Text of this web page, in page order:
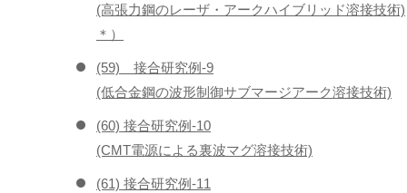
(高張力鋼のレーザ・アークハイブリッド溶接技術)
＊）
(59) 接合研究例-9
(低合金鋼の波形制御サブマージアーク溶接技術)
(60) 接合研究例-10
(CMT電源による裏波マグ溶接技術)
(61) 接合研究例-11